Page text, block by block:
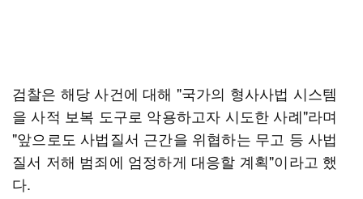
검찰은 해당 사건에 대해 "국가의 형사사법 시스템
을 사적 보복 도구로 악용하고자 시도한 사례"라며
"앞으로도 사법질서 근간을 위협하는 무고 등 사법
질서 저해 범죄에 엄정하게 대응할 계획"이라고 했
다.